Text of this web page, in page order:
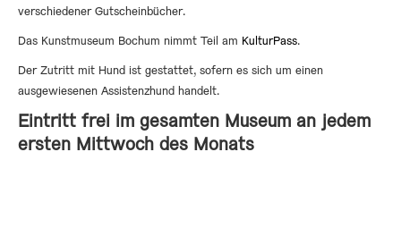
verschiedener Gutscheinbücher.
Das Kunstmuseum Bochum nimmt Teil am KulturPass.
Der Zutritt mit Hund ist gestattet, sofern es sich um einen
ausgewiesenen Assistenzhund handelt.
Eintritt frei im gesamten Museum an jedem
ersten Mittwoch des Monats